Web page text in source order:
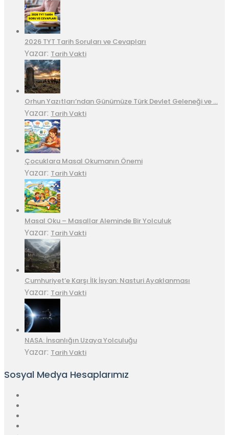
2026 TYT Tarih Soruları ve Cevapları
Yazar: Tarih Vakti
Orhun Yazıtları’ndan Günümüze Türk Devlet Geleneği ve …
Yazar: Tarih Vakti
Çocuklara Masal Okumanın Önemi
Yazar: Tarih Vakti
Masal Oku – Masallar Aleminde Bir Yolculuk
Yazar: Tarih Vakti
Cumhuriyet’e Karşı İlk İsyan: Nasturi Ayaklanması
Yazar: Tarih Vakti
NASA: İnsanlığın Uzaya Yolculuğu
Yazar: Tarih Vakti
Sosyal Medya Hesaplarımız